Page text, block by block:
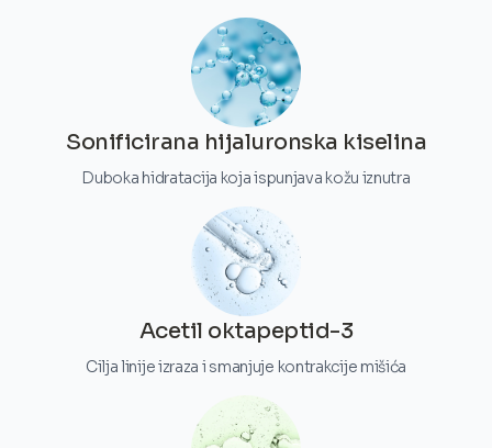
Sonificirana hijaluronska kiselina
Duboka hidratacija koja ispunjava kožu iznutra
Acetil oktapeptid-3
Cilja linije izraza i smanjuje kontrakcije mišića